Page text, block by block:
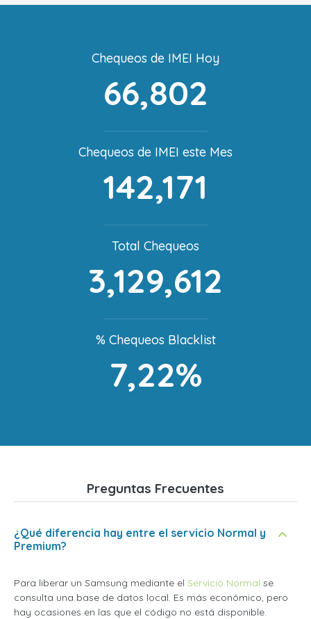
Chequeos de IMEI Hoy
66,802
Chequeos de IMEI este Mes
142,171
Total Chequeos
3,129,612
% Chequeos Blacklist
7,22%
Preguntas Frecuentes
¿Qué diferencia hay entre el servicio Normal y
Premium?
Para liberar un Samsung mediante el Servicio Normal se
consulta una base de datos local. Es más económico, pero
hay ocasiones en las que el código no está disponible.